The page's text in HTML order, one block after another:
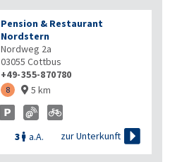
Pension & Restaurant
Nordstern
Nordweg 2a
03055 Cottbus
+49-355-870780
8  5 km
3  a.A. zur Unterkunft 